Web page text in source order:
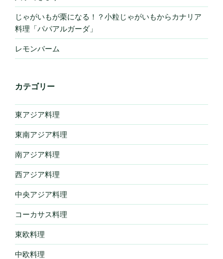
じゃがいもが栗になる！？小粒じゃがいもからカナリア
料理「パパアルガーダ」
レモンバーム
カテゴリー
東アジア料理
東南アジア料理
南アジア料理
西アジア料理
中央アジア料理
コーカサス料理
東欧料理
中欧料理